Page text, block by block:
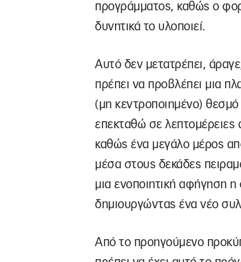
προγράμματος, καθώς ο
δυνητικά το υλοποιεί.
Αυτό δεν μετατρέπει,
πρέπει να προβλέπει μια
(μη κεντροποιημένο)
επεκταθώ σε
καθώς ένα μεγάλο μέρος
μέσα στους δεκάδες
μια ενοποιητική αφήγηση
δημιουργώντας ένα νέο
Από το προηγούμενο